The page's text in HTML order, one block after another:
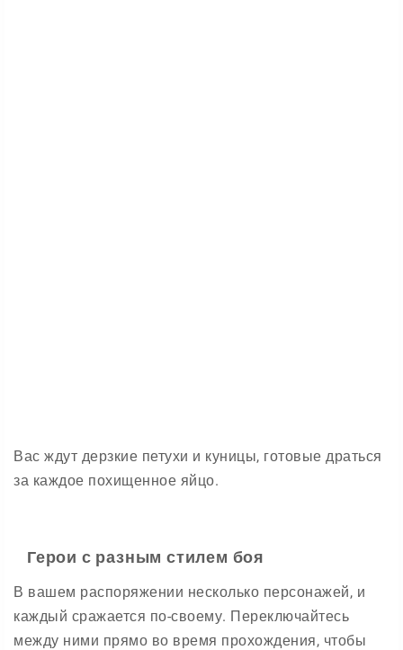
Вас ждут дерзкие петухи и куницы, готовые драться
за каждое похищенное яйцо.
Герои с разным стилем боя
В вашем распоряжении несколько персонажей, и
каждый сражается по-своему. Переключайтесь
между ними прямо во время прохождения, чтобы